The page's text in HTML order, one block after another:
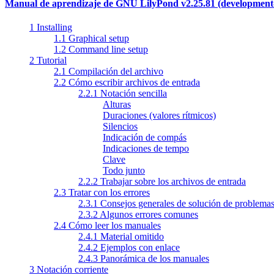
Manual de aprendizaje de GNU LilyPond v2.25.81
1 Installing
1.1 Graphical setup
1.2 Command line setup
2 Tutorial
2.1 Compilación del archivo
2.2 Cómo escribir archivos de entrada
2.2.1 Notación sencilla
Alturas
Duraciones (valores rítmicos)
Silencios
Indicación de compás
Indicaciones de tempo
Clave
Todo junto
2.2.2 Trabajar sobre los archivos de entrada
2.3 Tratar con los errores
2.3.1 Consejos generales de solución de problemas
2.3.2 Algunos errores comunes
2.4 Cómo leer los manuales
2.4.1 Material omitido
2.4.2 Ejemplos con enlace
2.4.3 Panorámica de los manuales
3 Notación corriente